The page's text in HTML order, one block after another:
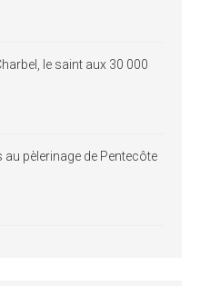
le saint aux 30 000
pèlerinage de Pentecôte